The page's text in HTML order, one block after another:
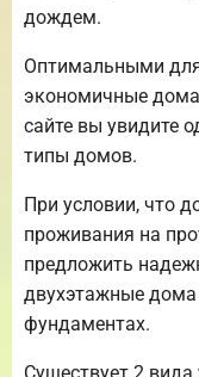
дождем.
Оптимальными
экономичные
сайте вы увидите
типы домов.
При условии, что
проживания на
предложить
двухэтажные
фундаментах.